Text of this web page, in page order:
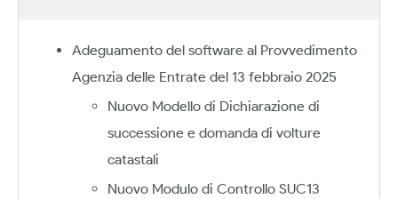
Adeguamento del software al Provvedimento
Agenzia delle Entrate del 13 febbraio 2025
Nuovo Modello di Dichiarazione di
successione e domanda di volture
catastali
Nuovo Modulo di Controllo SUC13